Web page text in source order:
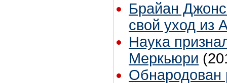
Брайан
свой уход из
Наука
Меркьюри
Обнародован